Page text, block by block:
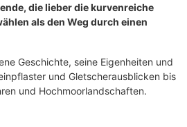
die lieber die kurvenreiche
als den Weg durch einen
Geschichte, seine Eigenheiten und
und Gletscherausblicken bis
und Hochmoorlandschaften.